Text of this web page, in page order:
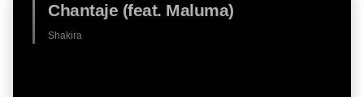
Chantaje (feat. Maluma)
Shakira